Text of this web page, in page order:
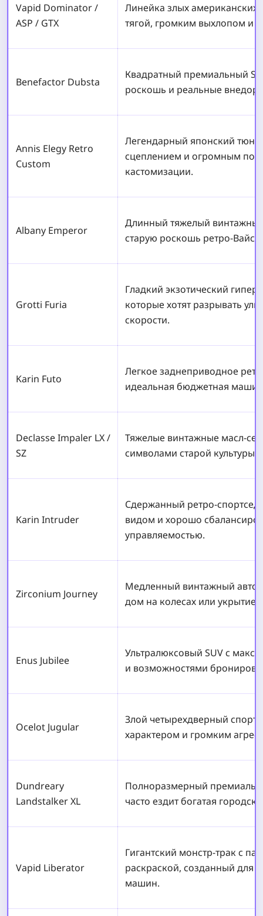
Vapid Dominator /
ASP / GTX
Линейка злых американских
тягой, громким выхлопом и
Benefactor Dubsta
Квадратный премиальный
роскошь и реальные
Annis Elegy Retro
Custom
Легендарный японский
сцеплением и огромным
кастомизации.
Albany Emperor
Длинный тяжелый
старую роскошь ретро-Вайс-
Grotti Furia
Гладкий экзотический
которые хотят разрывать
скорости.
Karin Futo
Легкое заднеприводное
идеальная бюджетная
Declasse Impaler LX /
SZ
Тяжелые винтажные масл-
символами старой культуры
Karin Intruder
Сдержанный ретро-
видом и хорошо
управляемостью.
Zirconium Journey
Медленный винтажный
дом на колесах или укрытие
Enus Jubilee
Ультралюксовый SUV с
и возможностями
Ocelot Jugular
Злой четырехдверный
характером и громким
Dundreary
Landstalker XL
Полноразмерный
часто ездит богатая
Vapid Liberator
Гигантский монстр-трак с
раскраской, созданный для
машин.